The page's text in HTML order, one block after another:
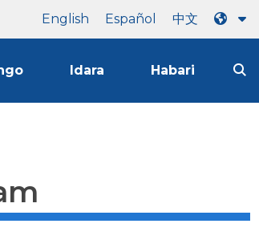
English Español 中文
Idara Habari